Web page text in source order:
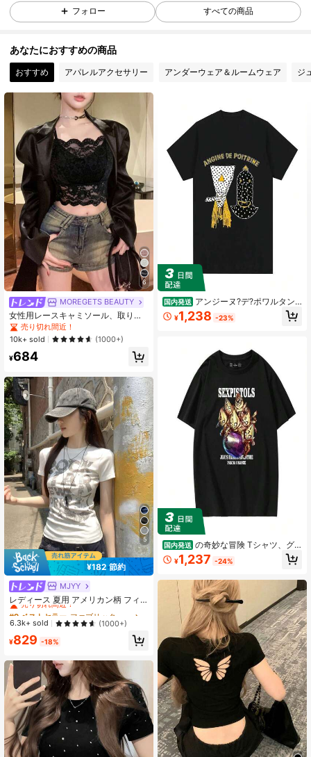
64 フォロワー
3.83
3.83 64 フォロワー
3.83 64 フォロワー
3.83 64 フォロワー
3.83 64 フォロワー
フォロー すべての商品
あなたにおすすめの商品
おすすめ アパレルアクセサリー アンダーウェア＆ルームウェア ジ
6
MOREGETS BEAUTY
女性用レースキャミソール、取り外
し可能なパッド付き、かわいい&セク
シーな無地インナー、新学期、冬、
クリスマス、春節、カジュアルブラ
ックサマーに適しています、シック&
エレガント
売り切れ間近！
10k+ sold
(1000+)
¥684
5
¥182 節約
MJYY
レディース 夏用 アメリカン柄 フィ
ット 半袖Tシャツ ホワイト カジュア
ルトップス
#9 ベストセラー
売り切れ間近！
#9 ベストセラー
売り切れ間近！
#9 ベストセラー
売り切れ間近！
#9 ベストセラー
売り切れ間近！
6.3k+ sold (1000+)
¥829 -18%
国内発送 アンジーヌ?デ?ポワルタン
Tシャツ ソフトコットン ロックバン
ド アルバムアート グラフィックプリ
ネック トップス レディース.jpg
¥1,238 -23%
国内発送 の奇妙な冒険 Tシャツ、グ
イード?ミスタ、半袖、純綿、夏服、
セックス?ピストルズ、丸首、インナ
かく快適、カジュアル (8)
¥1,237 -24%